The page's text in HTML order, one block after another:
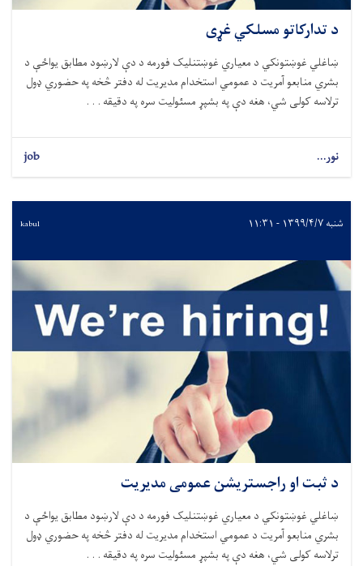
د تدارکاتو مسلکي غړی
ښاغلي غوښتونکي د معياري غوښتنليک فورمه د دې لارښود مطابق يواځې د
بشري منابعو آمريت د عمومي استخدام مديريت له دفتر څخه په حضوري ډول
ترلاسه کولی شي، هغه دې په بشپړ مسئوليت سره په دقیقه . . .
نور... job
شنبه ۱۳۹۹/۴/۷ - ۱۱:۳۱ kabul
د ثبت او راجستریشن عمومی مدیریت
ښاغلي غوښتونکي د معياري غوښتنليک فورمه د دې لارښود مطابق يواځې د
بشري منابعو آمريت د عمومي استخدام مديريت له دفتر څخه په حضوري ډول
ترلاسه کولی شي، هغه دې په بشپړ مسئوليت سره په دقیقه . . .